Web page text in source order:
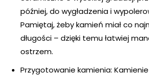
później, do wygładzenia i
Pamiętaj, żeby kamień miał co
długości – dzięki temu łatwiej
ostrzem.
Przygotowanie kamienia: